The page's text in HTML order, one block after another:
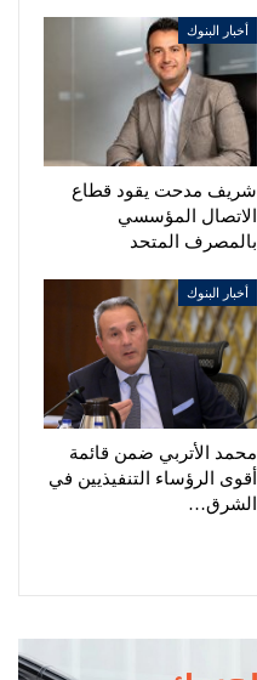
أخبار البنوك
شريف مدحت يقود قطاع
الاتصال المؤسسي
بالمصرف المتحد
أخبار البنوك
محمد الأتربي ضمن قائمة
أقوى الرؤساء التنفيذيين في
الشرق…